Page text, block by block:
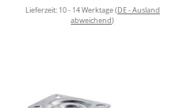
Lieferzeit: 10 - 14 Werktage(DE - Ausland
abweichend)